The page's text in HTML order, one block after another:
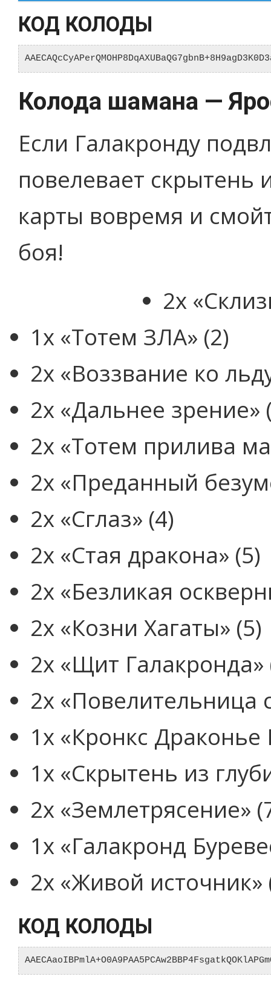
КОД КОЛОДЫ
Колода шамана —
Если Галакронду
повелевает скрытень
карты вовремя и
боя!
2x
1x «Тотем ЗЛА» (2)
2x «Воззвание ко
2x «Дальнее зрение»
2x «Тотем прилива
2x «Преданный
2x «Сглаз» (4)
2x «Стая дракона» (5)
2x «Безликая
2x «Козни Хагаты» (5)
2x «Щит Галакронда»
2x «Повелительница
1x «Кронкс Драконье
1x «Скрытень из
2x «Землетрясение»
1x «Галакронд
2x «Живой источник»
КОД КОЛОДЫ